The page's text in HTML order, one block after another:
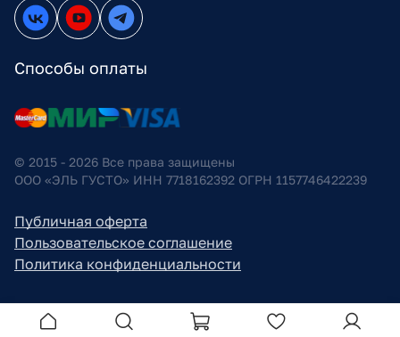
Способы оплаты
© 2015 - 2026 Все права защищены
ООО «ЭЛЬ ГУСТО» ИНН 7718162392 ОГРН 1157746422239
Публичная оферта
Пользовательское соглашение
Политика конфиденциальности